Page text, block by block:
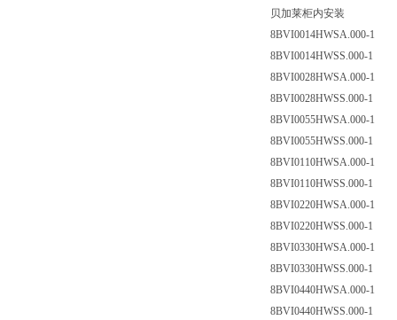
贝加莱柜内安装
8BVI0014HWSA.000-1
8BVI0014HWSS.000-1
8BVI0028HWSA.000-1
8BVI0028HWSS.000-1
8BVI0055HWSA.000-1
8BVI0055HWSS.000-1
8BVI0110HWSA.000-1
8BVI0110HWSS.000-1
8BVI0220HWSA.000-1
8BVI0220HWSS.000-1
8BVI0330HWSA.000-1
8BVI0330HWSS.000-1
8BVI0440HWSA.000-1
8BVI0440HWSS.000-1